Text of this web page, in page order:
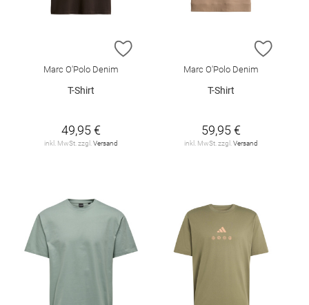
ZUR WUNSCHLISTE HINZUFÜGEN
Marc O'Polo Denim
T-Shirt
49,95 €
inkl. MwSt. zzgl. Versand
ZUR
Marc O'Polo Denim
T-Shirt
59,95 €
inkl. MwSt. zzgl. Versand